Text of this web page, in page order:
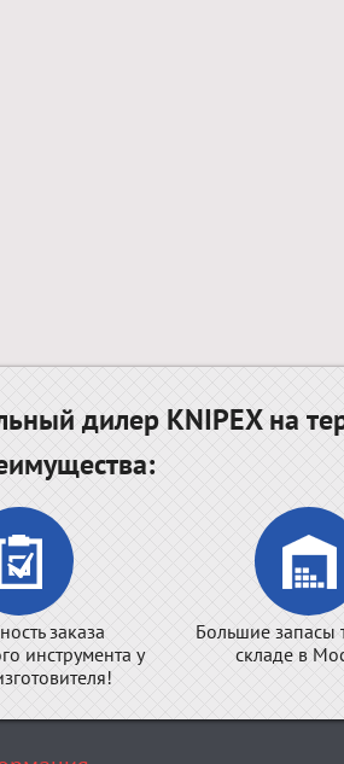
дилер KNIPEX на
заказа
инструмента у
Большие запасы
складе в